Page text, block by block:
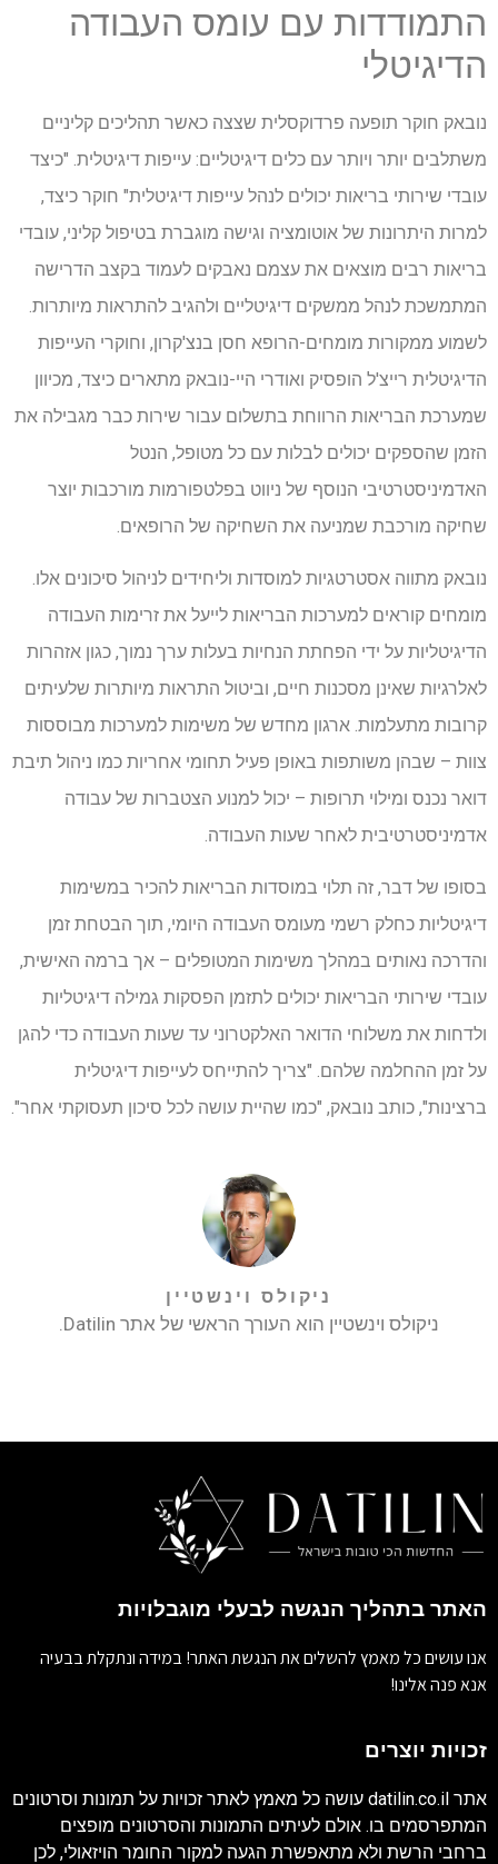
התמודדות עם עומס העבודה
הדיגיטלי
נובאק חוקר תופעה פרדוקסלית שצצה כאשר תהליכים קליניים
משתלבים יותר ויותר עם כלים דיגיטליים: עייפות דיגיטלית. "כיצד
עובדי שירותי בריאות יכולים לנהל עייפות דיגיטלית" חוקר כיצד,
למרות היתרונות של אוטומציה וגישה מוגברת בטיפול קליני, עובדי
בריאות רבים מוצאים את עצמם נאבקים לעמוד בקצב הדרישה
המתמשכת לנהל ממשקים דיגיטליים ולהגיב להתראות מיותרות.
לשמוע ממקורות מומחים-הרופא חסן בנצ'קרון, וחוקרי העייפות
הדיגיטלית רייצ'ל הופסיק ואודרי היי-נובאק מתארים כיצד, מכיוון
שמערכת הבריאות הרווחת בתשלום עבור שירות כבר מגבילה את
הזמן שהספקים יכולים לבלות עם כל מטופל, הנטל
האדמיניסטרטיבי הנוסף של ניווט בפלטפורמות מורכבות יוצר
שחיקה מורכבת שמניעה את השחיקה של הרופאים.
נובאק מתווה אסטרטגיות למוסדות וליחידים לניהול סיכונים אלו.
מומחים קוראים למערכות הבריאות לייעל את זרימות העבודה
הדיגיטליות על ידי הפחתת הנחיות בעלות ערך נמוך, כגון אזהרות
לאלרגיות שאינן מסכנות חיים, וביטול התראות מיותרות שלעיתים
קרובות מתעלמות. ארגון מחדש של משימות למערכות מבוססות
צוות – שבהן משותפות באופן פעיל תחומי אחריות כמו ניהול תיבת
דואר נכנס ומילוי תרופות – יכול למנוע הצטברות של עבודה
אדמיניסטרטיבית לאחר שעות העבודה.
בסופו של דבר, זה תלוי במוסדות הבריאות להכיר במשימות
דיגיטליות כחלק רשמי מעומס העבודה היומי, תוך הבטחת זמן
והדרכה נאותים במהלך משימות המטופלים – אך ברמה האישית,
עובדי שירותי הבריאות יכולים לתזמן הפסקות גמילה דיגיטליות
ולדחות את משלוחי הדואר האלקטרוני עד שעות העבודה כדי להגן
על זמן ההחלמה שלהם. "צריך להתייחס לעייפות דיגיטלית
ברצינות", כותב נובאק, "כמו שהיית עושה לכל סיכון תעסוקתי אחר".
ניקולס וינשטיין
ניקולס וינשטיין הוא העורך הראשי של אתר Datilin.
האתר בתהליך הנגשה לבעלי מוגבלויות
אנו עושים כל מאמץ להשלים את הנגשת האתר! במידה ונתקלת בבעיה
אנא פנה אלינו!
זכויות יוצרים
אתר datilin.co.il עושה כל מאמץ לאתר זכויות על תמונות וסרטונים
המתפרסמים בו. אולם לעיתים התמונות והסרטונים מופצים
ברחבי הרשת ולא מתאפשרת הגעה למקור החומר הויזאולי, לכן